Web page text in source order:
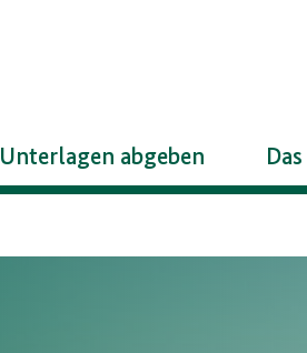
Unterlagen abgeben